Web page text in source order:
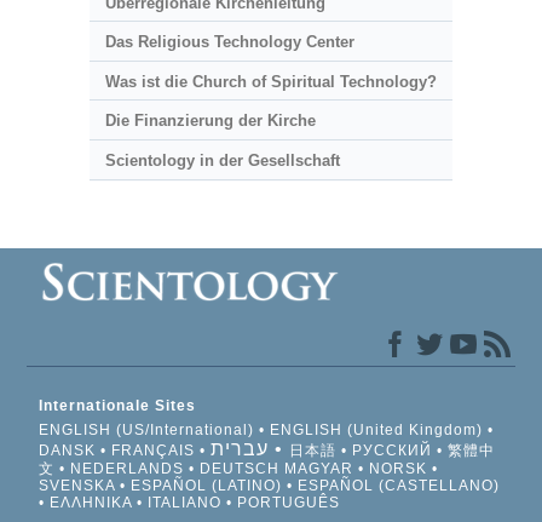
Das Religious Technology Center
Was ist die Church of Spiritual Technology?
Die Finanzierung der Kirche
Scientology in der Gesellschaft
Internationale Sites
ENGLISH (US/International)
ENGLISH (United Kingdom)
DANSK
FRANÇAIS עברית 日本語 РУССКИЙ
繁體中
文
NEDERLANDS DEUTSCH MAGYAR
NORSK
SVENSKA
ESPAÑOL (LATINO)
ESPAÑOL (CASTELLANO)
ΕΛΛΗΝΙΚA
ITALIANO PORTUGUÊS